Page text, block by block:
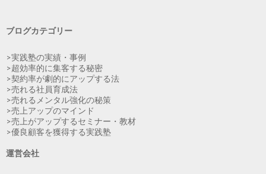
ブログカテゴリー
>実践塾の実績・事例
>超効率的に集客する秘密
>契約率が劇的にアップする法
>売れる社員育成法
>売れるメンタル強化の秘策
>売上アップのマインド
>売上がアップするセミナー・教材
>優良顧客を獲得する実践塾
運営会社